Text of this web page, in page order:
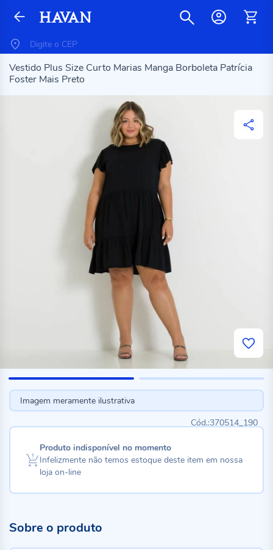
Vestido Plus Size Curto Marias Manga Borboleta Patrícia
Foster Mais Preto
Imagem meramente ilustrativa
370514_190
Produto indisponível no momento
Infelizmente não temos estoque deste item em nossa
loja on-line
Sobre o produto